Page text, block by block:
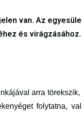
van. Az
és virágzásához.
arra
folytatna,